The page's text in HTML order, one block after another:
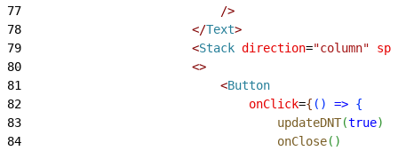
77
                            /
>
78
</Text>
79
<Stack direction="column"
80
<>
81
<Button
82
                                onClick
={ ( ) => {
83
                                    updateDNT
(true)
84
                                    onClose
( )